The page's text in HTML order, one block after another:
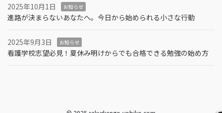
2025年10月1日 お知らせ
進路が決まらないあなたへ。今日から始められる小さな行動
2025年9月3日 お知らせ
看護学校志望必見！夏休み明けからでも合格できる勉強の始め方